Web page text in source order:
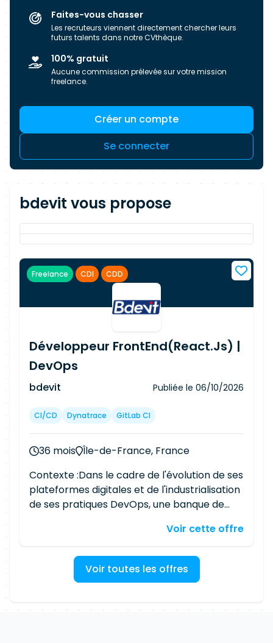
Faites-vous chasser
Les recruteurs viennent directement chercher leurs
futurs talents dans notre CVthèque.
100% gratuit
Aucune commission prélevée sur votre mission
freelance.
Créer un compte
Se connecter
bdevit vous propose
Freelance CDI CDD
Développeur FrontEnd(React.Js) |
DevOps
bdevit Publiée le 06/10/2026
CI/CD Dynatrace GitLab CI
36 mois Île-de-France, France
Contexte :Dans le cadre de l'évolution de ses
plateformes digitales et de l'industrialisation
de ses pratiques DevOps, une banque de
End React expérimenté. Vous intégrerez une
de la maintenance et du déploiement
d'applications web stratégiques, dans un
Voir cette offre
Voir toutes les offres